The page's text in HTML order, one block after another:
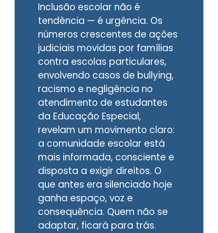
Inclusão escolar não é
tendência — é urgência. Os
números crescentes de ações
judiciais movidas por famílias
contra escolas particulares,
envolvendo casos de bullying,
racismo e negligência no
atendimento de estudantes
da Educação Especial,
revelam um movimento claro:
a comunidade escolar está
mais informada, consciente e
disposta a exigir direitos. O
que antes era silenciado hoje
ganha espaço, voz e
consequência. Quem não se
adaptar, ficará para trás.